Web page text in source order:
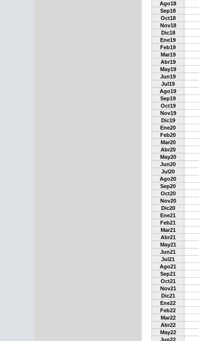
Ago18
Sep18
Oct18
Nov18
Dic18
Ene19
Feb19
Mar19
Abr19
May19
Jun19
Jul19
Ago19
Sep19
Oct19
Nov19
Dic19
Ene20
Feb20
Mar20
Abr20
May20
Jun20
Jul20
Ago20
Sep20
Oct20
Nov20
Dic20
Ene21
Feb21
Mar21
Abr21
May21
Jun21
Jul21
Ago21
Sep21
Oct21
Nov21
Dic21
Ene22
Feb22
Mar22
Abr22
May22
Jun22